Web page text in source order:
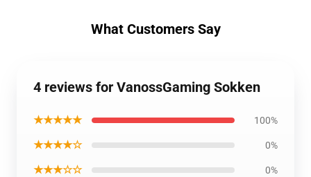
What Customers Say
4 reviews for VanossGaming Sokken
★★★★★ 100%
★★★★☆ 0%
★★★☆☆ 0%